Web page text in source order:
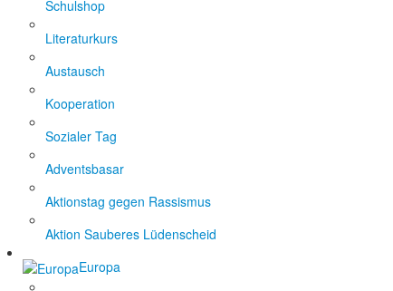
Schulshop
Literaturkurs
Austausch
Kooperation
Sozialer Tag
Adventsbasar
Aktionstag gegen Rassismus
Aktion Sauberes Lüdenscheid
Europa